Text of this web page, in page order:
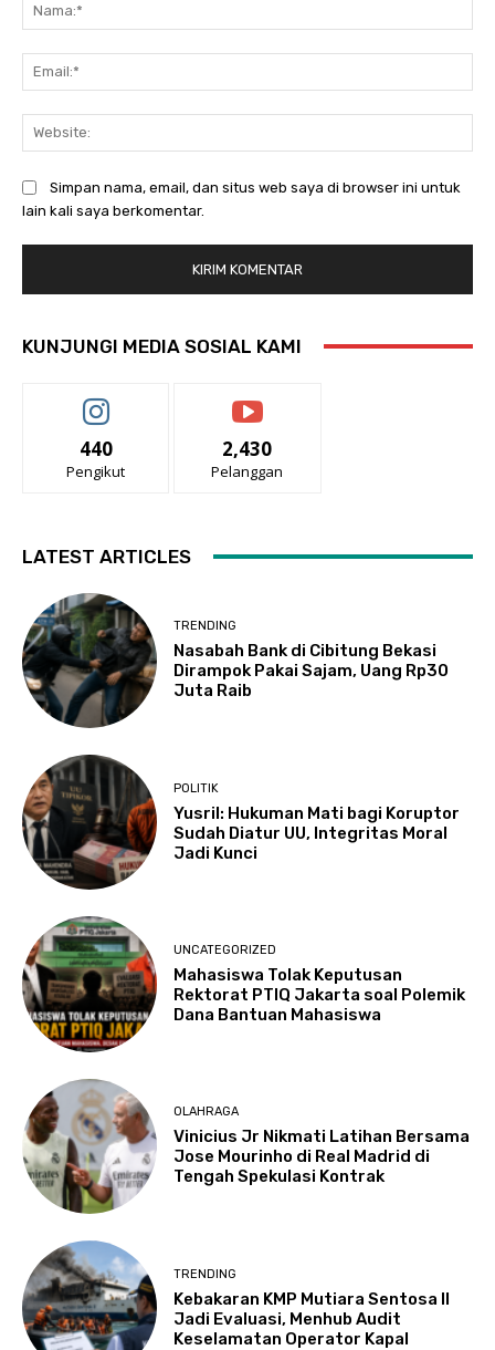
Simpan nama, email, dan situs web saya di browser ini untuk
lain kali saya berkomentar.
KUNJUNGI MEDIA SOSIAL KAMI
440
Pengikut
2,430
Pelanggan
LATEST ARTICLES
TRENDING
Nasabah Bank di Cibitung Bekasi
Dirampok Pakai Sajam, Uang Rp30
Juta Raib
POLITIK
Yusril: Hukuman Mati bagi Koruptor
Sudah Diatur UU, Integritas Moral
Jadi Kunci
UNCATEGORIZED
Mahasiswa Tolak Keputusan
Rektorat PTIQ Jakarta soal Polemik
Dana Bantuan Mahasiswa
OLAHRAGA
Vinicius Jr Nikmati Latihan Bersama
Jose Mourinho di Real Madrid di
Tengah Spekulasi Kontrak
TRENDING
Kebakaran KMP Mutiara Sentosa II
Jadi Evaluasi, Menhub Audit
Keselamatan Operator Kapal